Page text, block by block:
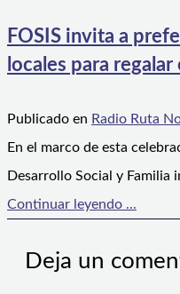
FOSIS invita a
locales para
Publicado en Radio Ruta
En el marco de esta
Desarrollo Social y
Continuar leyendo ...
Deja un